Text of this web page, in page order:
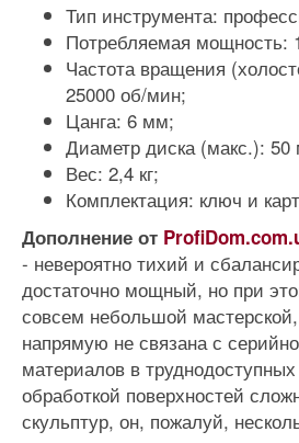
Тип инструмента:
Потребляемая мощность:
Частота вращения
25000 об/мин;
Цанга: 6 мм;
Диаметр диска (макс.):
Вес: 2,4 кг;
Комплектация: ключ и
Дополнение от
- невероятно тихий и
достаточно мощный, но при
совсем небольшой
напрямую не связана с
материалов в
обработкой поверхностей
скульптур, он, пожалуй,